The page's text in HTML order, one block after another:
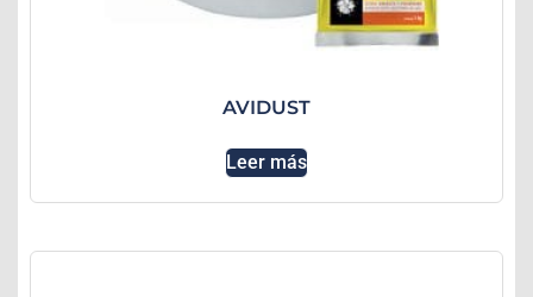
AVIDUST
Leer más